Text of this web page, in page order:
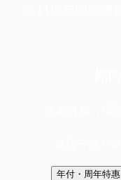
年付・周年特惠